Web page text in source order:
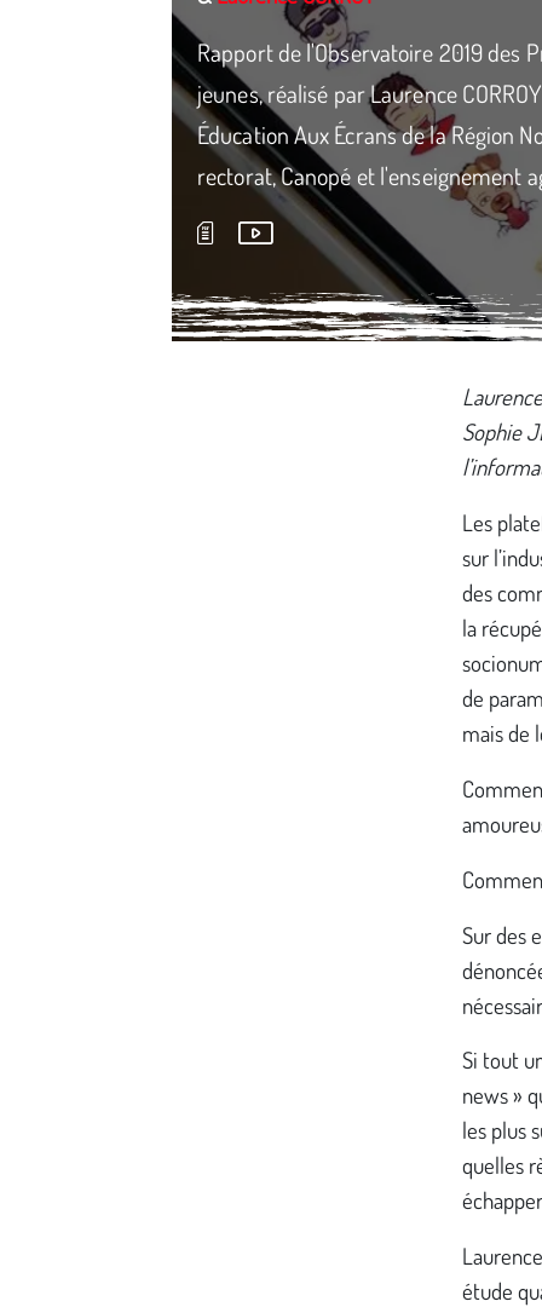
Rapport de l'Observatoire 2019 des
jeunes, réalisé par Laurence
Éducation Aux Écrans de la Région
rectorat, Canopé et l'enseignement
Sophie
Les
sur
des
la
de
mais de
Sur des
Si tout
news »
les plus
quelles
étude